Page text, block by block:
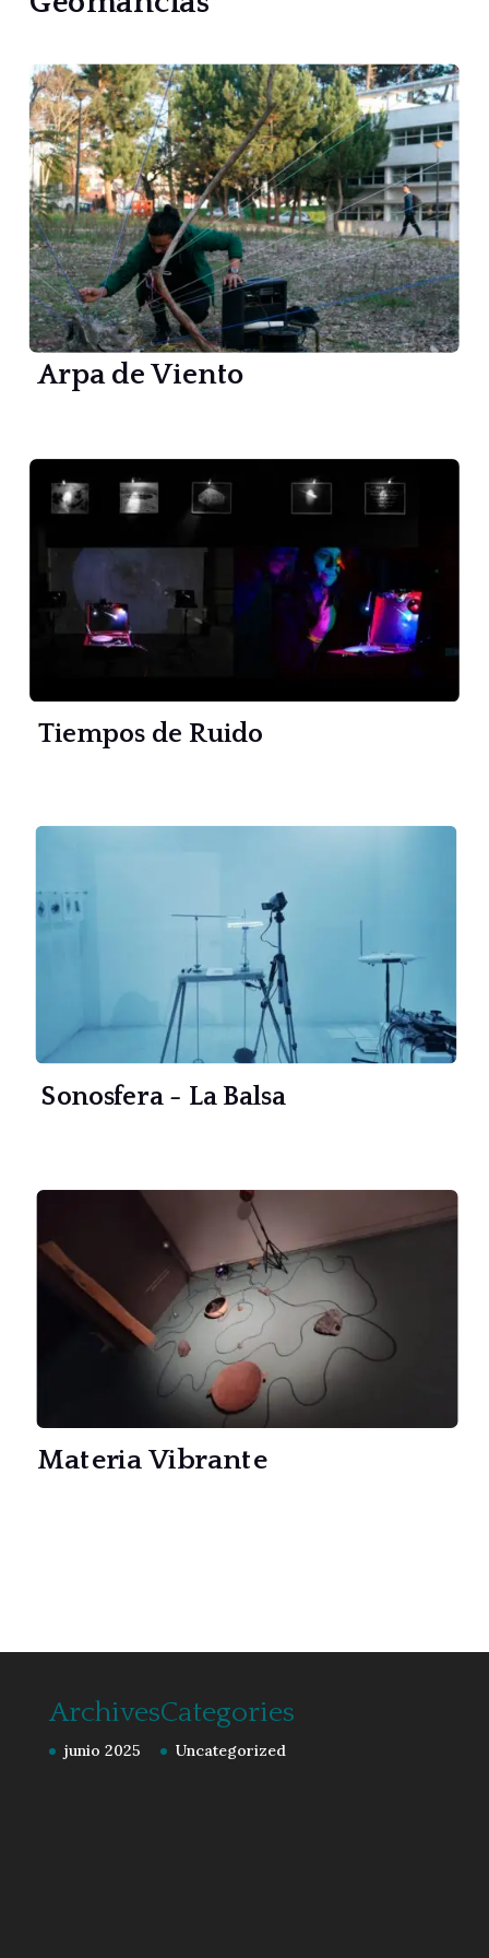
Arpa de Viento
Tiempos de Ruido
Sonosfera - La Balsa
Materia Vibrante
Archives
junio 2025
Categories
Uncategorized